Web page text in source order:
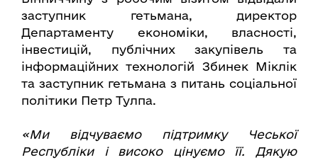
заступник гетьмана, директор
Департаменту економіки, власності,
інвестицій, публічних закупівель та
інформаційних технологій Збинек Міклік
та заступник гетьмана з питань соціальної
політики Петр Тулпа.
«Ми відчуваємо підтримку Чеської
Республіки і високо цінуємо її. Дякую